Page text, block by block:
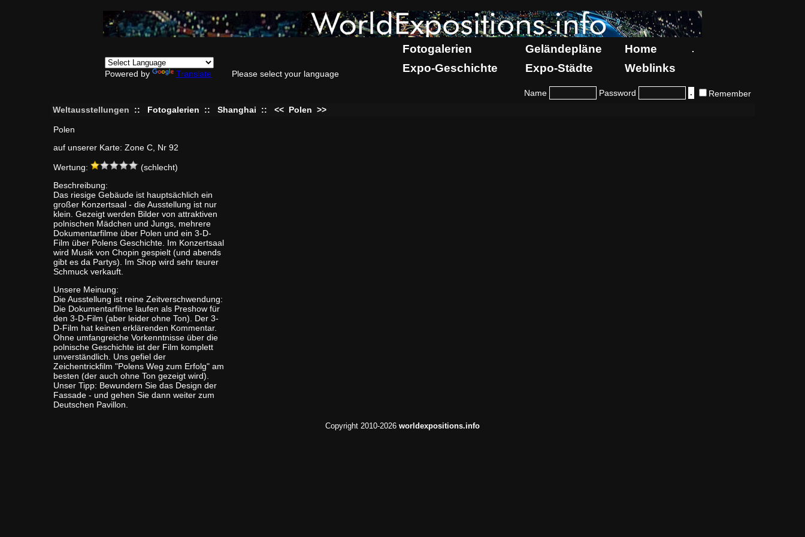
Powered by Translate Please select your language
Fotogalerien Geländepläne Home .
Expo-Geschichte Expo-Städte Weblinks
Name Password
Remember
Weltausstellungen
:: Fotogalerien :: Shanghai :: << Polen >>
Polen
auf unserer Karte: Zone C, Nr 92
Wertung:
(schlecht)
Beschreibung:
Das riesige Gebäude ist hauptsächlich ein
großer Konzertsaal - die Ausstellung ist nur
klein. Gezeigt werden Bilder von attraktiven
polnischen Mädchen und Jungs, mehrere
Dokumentarfilme über Polen und ein 3-D-
Film über Polens Geschichte. Im Konzertsaal
wird Musik von Chopin gespielt (und abends
gibt es da Partys). Im Shop wird sehr teurer
Schmuck verkauft.
Unsere Meinung:
Die Ausstellung ist reine Zeitverschwendung:
Die Dokumentarfilme laufen als Preshow für
den 3-D-Film (aber leider ohne Ton). Der 3-
D-Film hat keinen erklärenden Kommentar.
Ohne umfangreiche Vorkenntnisse über die
polnische Geschichte ist der Film komplett
unverständlich. Uns gefiel der
Zeichentrickfilm "Polens Weg zum Erfolg" am
besten (der auch ohne Ton gezeigt wird).
Unser Tipp: Bewundern Sie das Design der
Fassade - und gehen Sie dann weiter zum
Deutschen Pavillon.
Copyright 2010-2026 worldexpositions.info